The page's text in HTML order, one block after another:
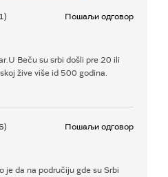
Пошаљи одговор
Beču su srbi došli pre 20 ili
žive više id 500 godina.
Пошаљи одговор
je da na područiju gde su Srbi